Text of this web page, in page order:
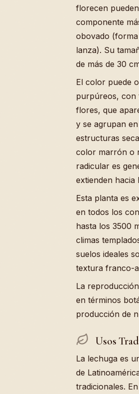
florecen
componente
obovado
lanza). Su
de más de 30
El color puede
purpúreos, con
flores, que
y se agrupan
estructuras
color marrón o
radicular es
extienden hacia
Esta planta es
en todos los
hasta los 3500
climas
suelos ideales
textura franco-
La
en términos
producción de
Usos
La lechuga es
de
tradicionales.